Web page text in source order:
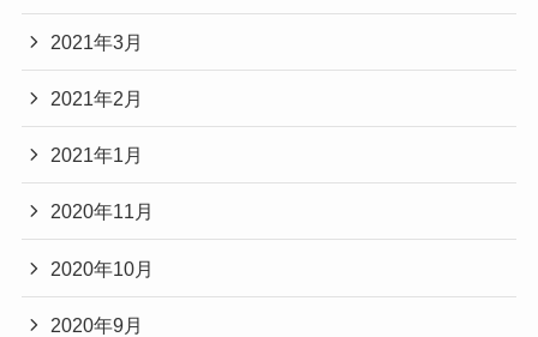
2021年3月
2021年2月
2021年1月
2020年11月
2020年10月
2020年9月